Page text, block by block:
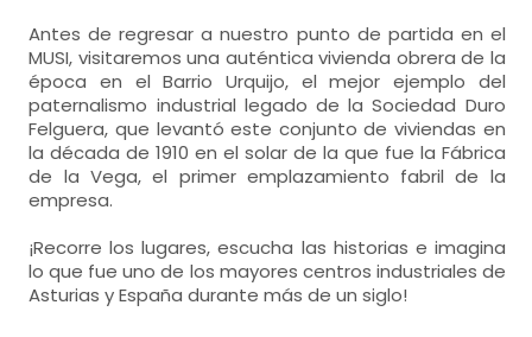
Antes de regresar a nuestro punto de partida en el
MUSI, visitaremos una auténtica vivienda obrera de la
época en el Barrio Urquijo, el mejor ejemplo del
paternalismo industrial legado de la Sociedad Duro
Felguera, que levantó este conjunto de viviendas en
la década de 1910 en el solar de la que fue la Fábrica
de la Vega, el primer emplazamiento fabril de la
empresa.
¡Recorre los lugares, escucha las historias e imagina
lo que fue uno de los mayores centros industriales de
Asturias y España durante más de un siglo!